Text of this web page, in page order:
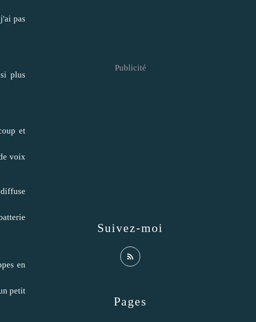
pas
plus
et
voix
en
petit
Pages
Suivez-moi
Publicité